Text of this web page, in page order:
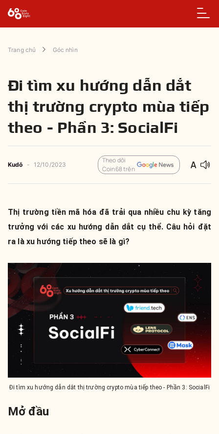
Trang chủ Góc nhìn
Đi tìm xu hướng dẫn dắt
thị trường crypto mùa tiếp
theo - Phần 3: SocialFi
Kudō - 12/10/2023
Theo dõi
Coin68 trên
Thị trường tiền mã hóa đã trải qua nhiều chu kỳ tăng
trưởng với các xu hướng dẫn dắt cụ thể. Câu hỏi đặt
ra là xu hướng tiếp theo sẽ là gì?
Đi tìm xu hướng dẫn dắt thị trường crypto mùa tiếp theo - Phần 3: SocialFi
Mở đầu